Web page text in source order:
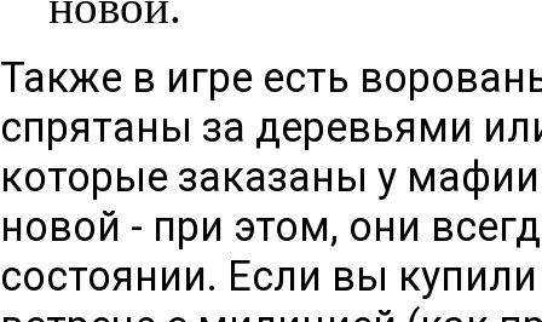
Также в игре есть
спрятаны за деревьями
которые заказаны у
новой - при этом, они
состоянии. Если вы